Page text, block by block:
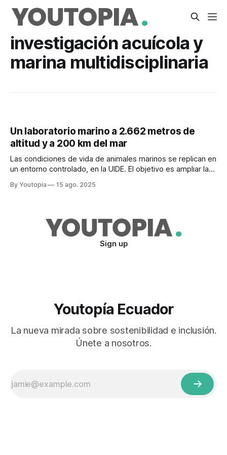
investigación acuícola y
marina multidisciplinaria
Un laboratorio marino a 2.662 metros de
altitud y a 200 km del mar
Las condiciones de vida de animales marinos se replican en
un entorno controlado, en la UIDE. El objetivo es ampliar la
By Youtopia 15 ago. 2025
Sign up
Youtopía Ecuador
La nueva mirada sobre sostenibilidad e inclusión.
Únete a nosotros.